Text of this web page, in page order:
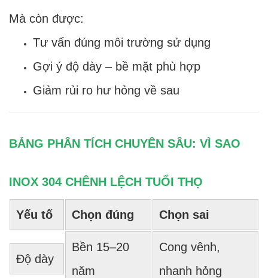
Mà còn được:
Tư vấn đúng môi trường sử dụng
Gợi ý độ dày – bề mặt phù hợp
Giảm rủi ro hư hỏng về sau
BẢNG PHÂN TÍCH CHUYÊN SÂU: VÌ SAO
INOX 304 CHÊNH LỆCH TUỔI THỌ
Yếu tố Chọn đúng Chọn sai
Độ dày
Bền 15–20
năm
Cong vênh,
nhanh hỏng